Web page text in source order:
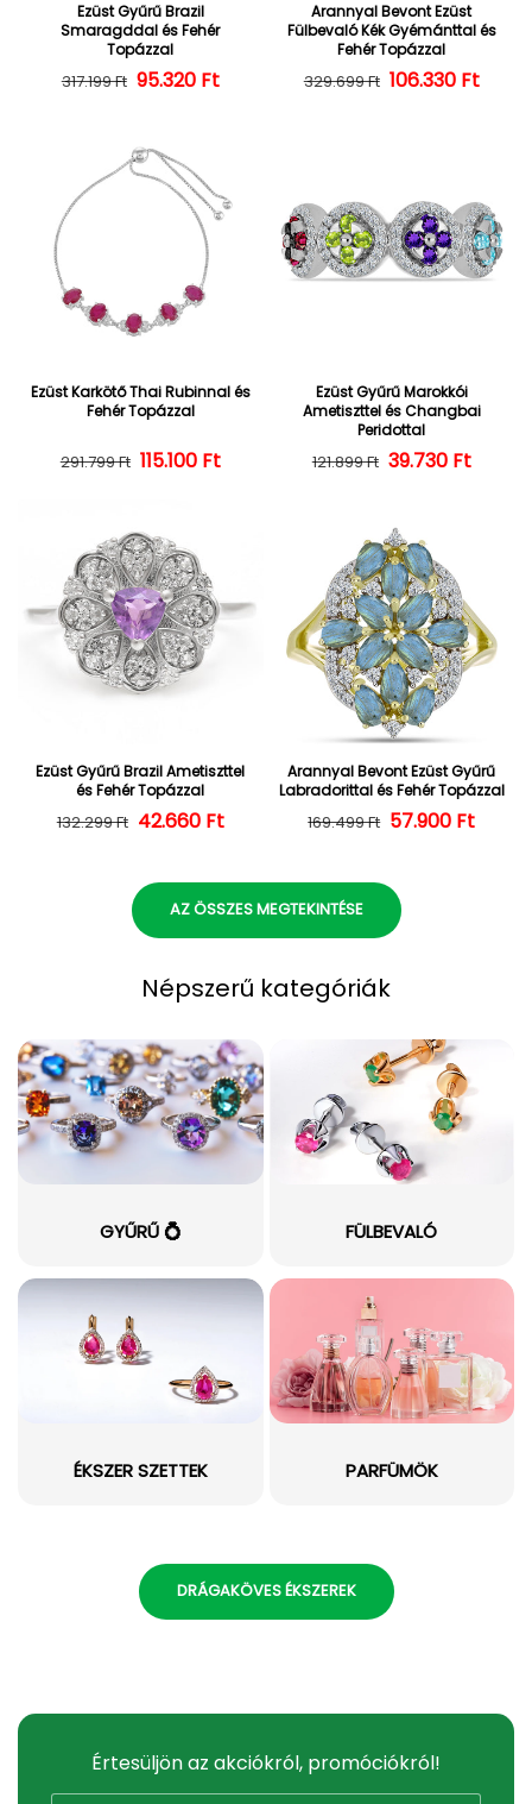
Ezüst Gyűrű Brazil
Smaragddal és Fehér
Topázzal
Normál ár
317.199 Ft Kedvezményes ár
95.320 Ft
Arannyal Bevont Ezüst
Fülbevaló Kék Gyémánttal és
Fehér Topázzal
Normál ár
329.699 Ft 106.330 Ft
Ezüst Karkötő Thai Rubinnal és
Fehér Topázzal
Normál ár
291.799 Ft Kedvezményes ár
115.100 Ft
Ezüst Gyűrű Marokkói
Ametiszttel és Changbai
Peridottal
Normál ár
121.899 Ft 39.730 Ft
Ezüst Gyűrű Brazil Ametiszttel
és Fehér Topázzal
Normál ár
132.299 Ft Kedvezményes ár
42.660 Ft
Arannyal Bevont Ezüst Gyűrű
Labradorittal és Fehér Topázzal
Normál ár
169.499 Ft 57.900 Ft
AZ ÖSSZES MEGTEKINTÉSE
Népszerű kategóriák
GYŰRŰ 💍 FÜLBEVALÓ
ÉKSZER SZETTEK PARFÜMÖK
DRÁGAKÖVES ÉKSZEREK
Értesüljön az akciókról, promóciókról!